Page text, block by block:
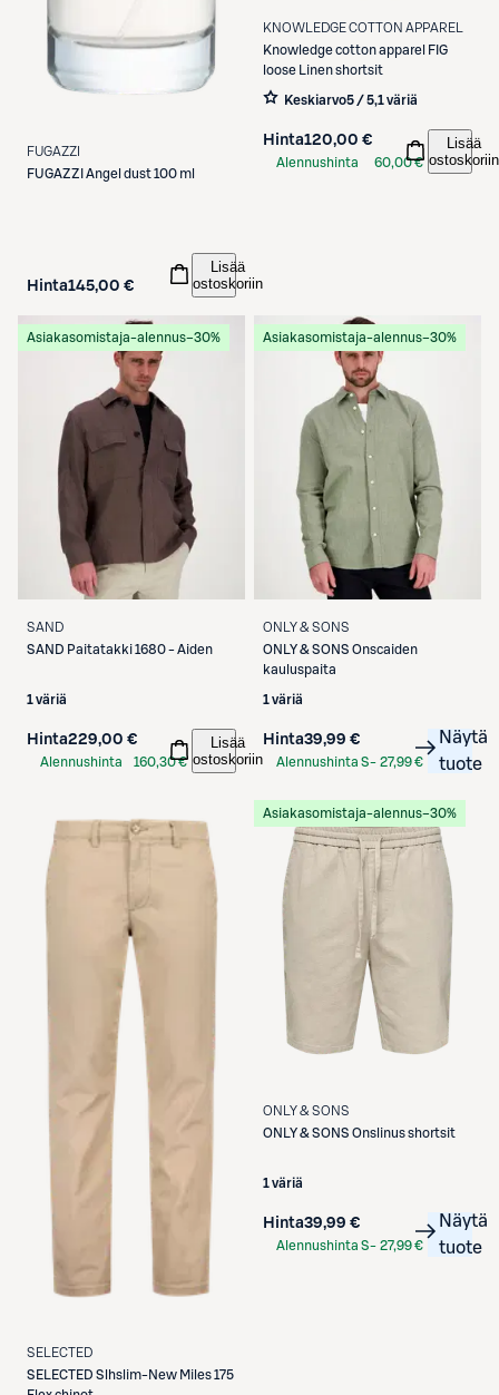
FUGAZZI
FUGAZZI Angel dust 100 ml
Hinta145,00 €
Lisää
ostoskoriin
KNOWLEDGE COTTON APPAREL
Knowledge cotton apparel FIG
loose Linen shortsit
Keskiarvo5 / 5,1 väriä
Hinta120,00 €
Alennushinta
60,00 €
Lisää
ostoskoriin
Asiakasomistaja-alennus−30%
SAND
SAND Paitatakki 1680 - Aiden
1 väriä
Hinta229,00 €
Alennushinta
160,30 €
Lisää
ostoskoriin
Asiakasomistaja-alennus−30%
ONLY & SONS
ONLY & SONS Onscaiden
kauluspaita
1 väriä
Hinta39,99 €
Alennushinta S- 27,99 €
Näytä
tuote
SELECTED
SELECTED Slhslim-New Miles 175
Asiakasomistaja-alennus−30%
ONLY & SONS
ONLY & SONS Onslinus shortsit
1 väriä
Hinta39,99 €
Alennushinta S- 27,99 €
Näytä
tuote